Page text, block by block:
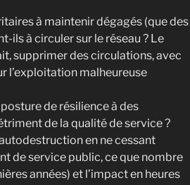
à maintenir dégagés (que des
ils à circuler sur le réseau ? Le
supprimer des circulations, avec
l’exploitation malheureuse
de résilience à des
de la qualité de service ?
en ne cessant
de service public, ce que nombre
années) et l’impact en heures